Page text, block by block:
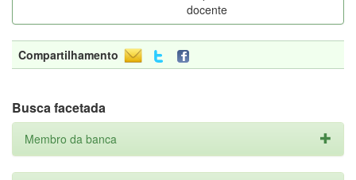
docente
Compartilhamento
Busca facetada
Membro da banca